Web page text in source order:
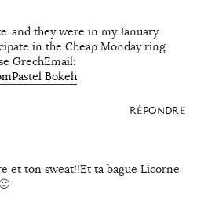
they were in my January
in the Cheap Monday ring
GrechEmail:
Pastel Bokeh
RÉPONDRE
et ton sweat!!Et ta bague Licorne